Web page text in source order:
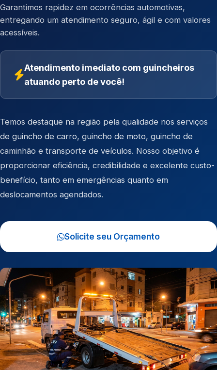
Garantimos rapidez em ocorrências automotivas,
entregando um atendimento seguro, ágil e com valores
acessíveis.
Atendimento imediato com guincheiros
atuando perto de você!
Temos destaque na região pela qualidade nos serviços
de guincho de carro, guincho de moto, guincho de
caminhão e transporte de veículos. Nosso objetivo é
proporcionar eficiência, credibilidade e excelente custo-
benefício, tanto em emergências quanto em
deslocamentos agendados.
Solicite seu Orçamento